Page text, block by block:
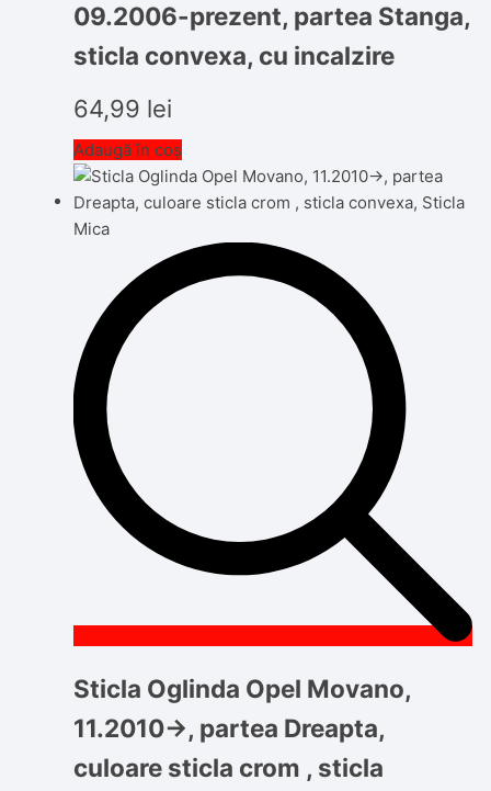
09.2006-prezent, partea Stanga,
sticla convexa, cu incalzire
64,99 lei
Adaugă în coș
Sticla Oglinda Opel Movano,
11.2010->, partea Dreapta,
culoare sticla crom , sticla